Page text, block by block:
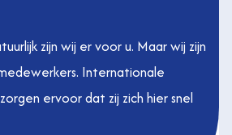
zijn wij er voor u. Maar wij zijn
Internationale
ervoor dat zij zich hier snel